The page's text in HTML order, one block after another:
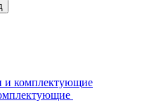
и комплектующие